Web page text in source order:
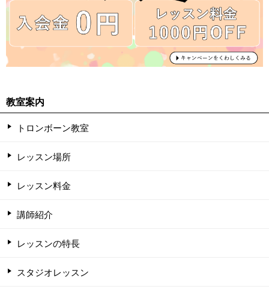
教室案内
トロンボーン教室
レッスン場所
レッスン料金
講師紹介
レッスンの特長
スタジオレッスン